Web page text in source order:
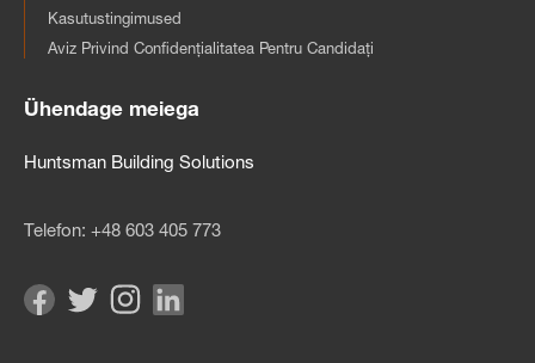
Kasutustingimused
Aviz Privind Confidențialitatea Pentru Candidați
Ühendage meiega
Huntsman Building Solutions
Telefon: +48 603 405 773